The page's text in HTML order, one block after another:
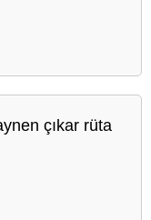
çıkar rüta